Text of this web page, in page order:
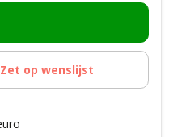
Zet op wenslijst